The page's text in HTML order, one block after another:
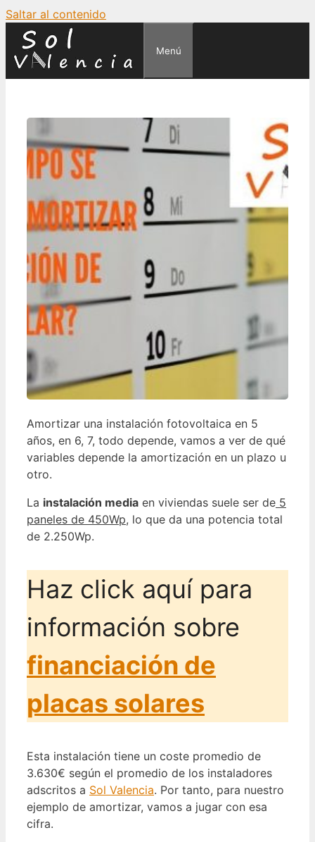
Saltar al contenido
Menú
Amortizar una instalación fotovoltaica en 5
años, en 6, 7, todo depende, vamos a ver de qué
variables depende la amortización en un plazo u
otro.
La instalación media en viviendas suele ser de 5
paneles de 450Wp, lo que da una potencia total
de 2.250Wp.
Haz click aquí para
información sobre
financiación de
placas solares
Esta instalación tiene un coste promedio de
3.630€ según el promedio de los instaladores
adscritos a Sol Valencia. Por tanto, para nuestro
ejemplo de amortizar, vamos a jugar con esa
cifra.